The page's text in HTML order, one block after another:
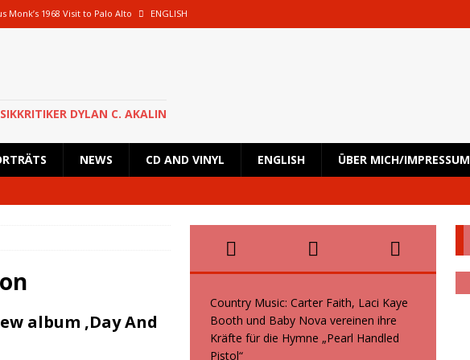
Monk’s 1968 Visit to Palo Alto ENGLISH
Creole and the Coconuts und Boogie Wonderstars machen den
italienische Fans machen den KunstRasen Bonn zu einem Platz der
DYLAN C. AKALIN
NEWS CD AND VINYL ENGLISH ÜBER MICH/IMPRESSUM
album ‚Day And
Country Music: Carter Faith, Laci Kaye
Booth und Baby Nova vereinen ihre
Kräfte für die Hymne „Pearl Handled
Pistol“